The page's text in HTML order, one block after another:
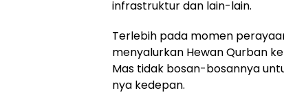
infrastruktur dan lain-lain.
Terlebih pada momen
menyalurkan Hewan Qurban
Mas tidak bosan-bosannya
nya kedepan.